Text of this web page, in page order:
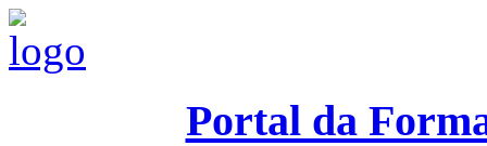
Portal da